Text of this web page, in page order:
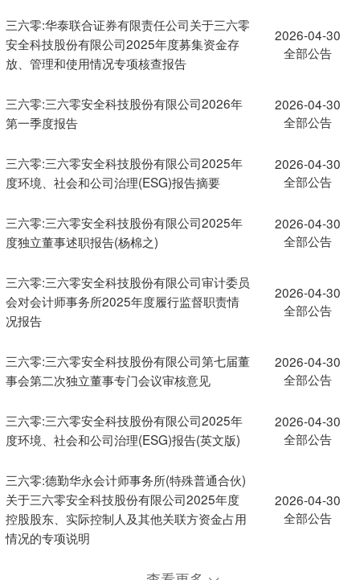
三六零:华泰联合证券有限责任公司关于三六零
安全科技股份有限公司2025年度募集资金存
放、管理和使用情况专项核查报告
2026-04-30
全部公告
三六零:三六零安全科技股份有限公司2026年
第一季度报告
2026-04-30
全部公告
三六零:三六零安全科技股份有限公司2025年
度环境、社会和公司治理(ESG)报告摘要
2026-04-30
全部公告
三六零:三六零安全科技股份有限公司2025年
度独立董事述职报告(杨棉之)
2026-04-30
全部公告
三六零:三六零安全科技股份有限公司审计委员
会对会计师事务所2025年度履行监督职责情
况报告
2026-04-30
全部公告
三六零:三六零安全科技股份有限公司第七届董
事会第二次独立董事专门会议审核意见
2026-04-30
全部公告
三六零:三六零安全科技股份有限公司2025年
度环境、社会和公司治理(ESG)报告(英文版)
2026-04-30
全部公告
三六零:德勤华永会计师事务所(特殊普通合伙)
关于三六零安全科技股份有限公司2025年度
控股股东、实际控制人及其他关联方资金占用
情况的专项说明
2026-04-30
全部公告